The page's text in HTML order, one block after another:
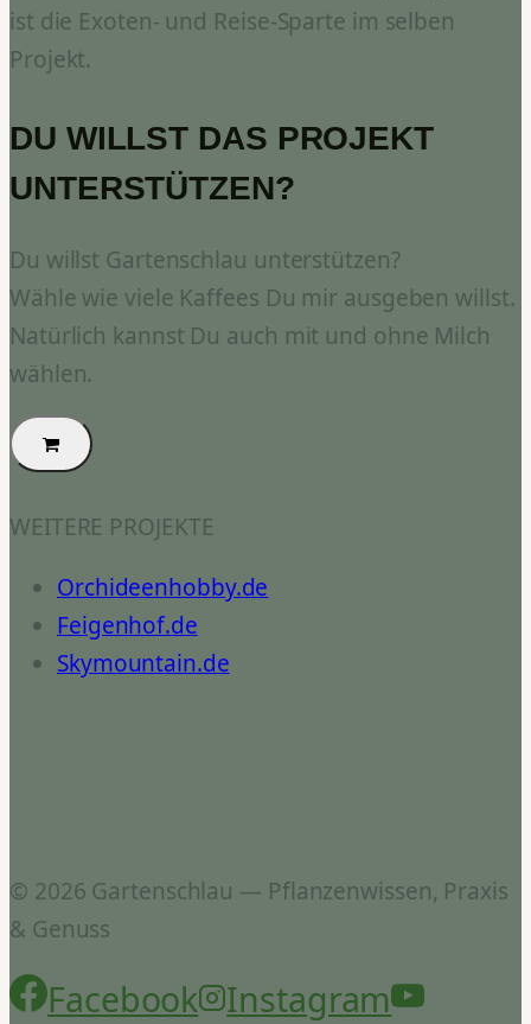
ist die Exoten- und Reise-Sparte im selben
Projekt.
DU WILLST DAS PROJEKT
UNTERSTÜTZEN?
Du willst Gartenschlau unterstützen?
Wähle wie viele Kaffees Du mir ausgeben willst.
Natürlich kannst Du auch mit und ohne Milch
wählen.
WEITERE PROJEKTE
Orchideenhobby.de
Feigenhof.de
Skymountain.de
© 2026 Gartenschlau — Pflanzenwissen, Praxis
& Genuss
Facebook
Instagram